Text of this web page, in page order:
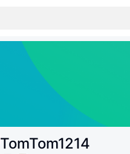
TomTom1214